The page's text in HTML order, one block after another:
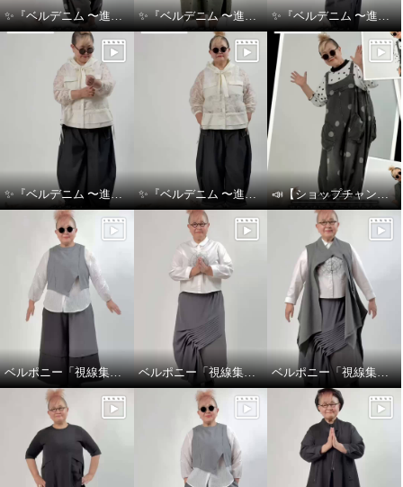
✨『ベルデニム 〜進化を感じるデニムスタイル〜』✨ ✨『ベルデニム 〜進化を感じるデニムスタイル〜』✨ ✨『ベルデニム 〜進化を感じるデニムスタイル〜』✨
✨『ベルデニム 〜進化を感じるデニムスタイル〜』✨ ✨『ベルデニム 〜進化を感じるデニムスタイル〜』✨ 📣【ショップチャンネル生放送のお知らせ】👖💙
ベルポニー「視線集める大人の遊びを装う」 ベルポニー「視線集める大人の遊びを装う」 ベルポニー「視線集める大人の遊びを装う」